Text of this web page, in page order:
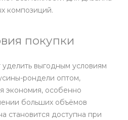
композиций.
покупки
выгодным условиям
рондели оптом,
экономия, особенно
больших объёмов
становится доступна при